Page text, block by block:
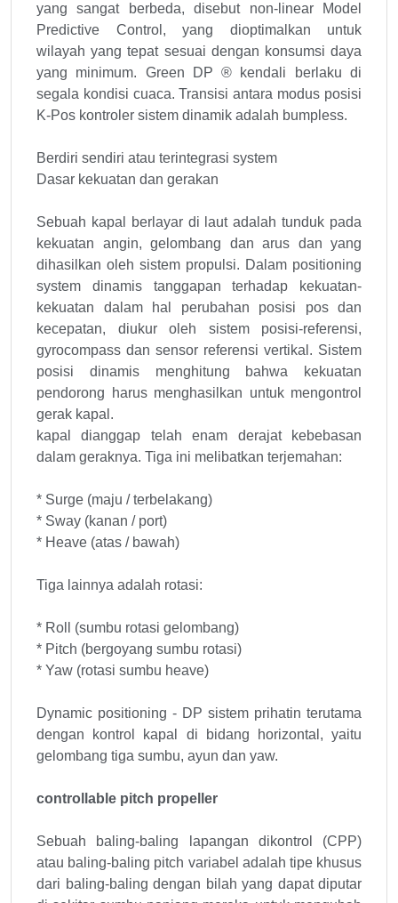
yang sangat berbeda, disebut non-linear Model
Predictive Control, yang dioptimalkan untuk
wilayah yang tepat sesuai dengan konsumsi daya
yang minimum. Green DP ® kendali berlaku di
segala kondisi cuaca. Transisi antara modus posisi
K-Pos kontroler sistem dinamik adalah bumpless.
Berdiri sendiri atau terintegrasi system
Dasar kekuatan dan gerakan
Sebuah kapal berlayar di laut adalah tunduk pada
kekuatan angin, gelombang dan arus dan yang
dihasilkan oleh sistem propulsi. Dalam positioning
system dinamis tanggapan terhadap kekuatan-
kekuatan dalam hal perubahan posisi pos dan
kecepatan, diukur oleh sistem posisi-referensi,
gyrocompass dan sensor referensi vertikal. Sistem
posisi dinamis menghitung bahwa kekuatan
pendorong harus menghasilkan untuk mengontrol
gerak kapal.
kapal dianggap telah enam derajat kebebasan
dalam geraknya. Tiga ini melibatkan terjemahan:
* Surge (maju / terbelakang)
* Sway (kanan / port)
* Heave (atas / bawah)
Tiga lainnya adalah rotasi:
* Roll (sumbu rotasi gelombang)
* Pitch (bergoyang sumbu rotasi)
* Yaw (rotasi sumbu heave)
Dynamic positioning - DP sistem prihatin terutama
dengan kontrol kapal di bidang horizontal, yaitu
gelombang tiga sumbu, ayun dan yaw.
controllable pitch propeller
Sebuah baling-baling lapangan dikontrol (CPP)
atau baling-baling pitch variabel adalah tipe khusus
dari baling-baling dengan bilah yang dapat diputar